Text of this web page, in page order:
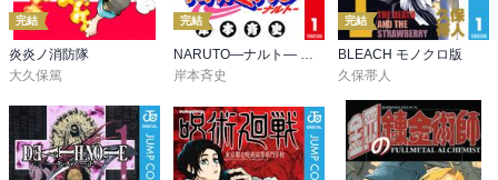
完結
炎炎ノ消防隊
大久保篤
完結
NARUTO―ナルト― カラー版
岸本斉史
完結
BLEACH モノクロ版
久保帯人